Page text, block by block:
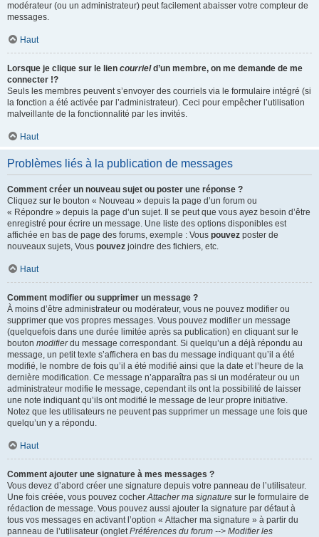
modérateur (ou un administrateur) peut facilement abaisser votre compteur de
messages.
Haut
Lorsque je clique sur le lien courrield’un membre, on me demande de me
connecter !?
Seuls les membres peuvent s’envoyer des courriels via le formulaire intégré (si
la fonction a été activée par l’administrateur). Ceci pour empêcher l’utilisation
malveillante de la fonctionnalité par les invités.
Haut
Problèmes liés à la publication de messages
Comment créer un nouveau sujet ou poster une réponse ?
Cliquez sur le bouton « Nouveau » depuis la page d’un forum ou
« Répondre » depuis la page d’un sujet. Il se peut que vous ayez besoin d’être
enregistré pour écrire un message. Une liste des options disponibles est
affichée en bas de page des forums, exemple : Vous pouvez poster de
nouveaux sujets, Vous pouvez joindre des fichiers, etc.
Haut
Comment modifier ou supprimer un message ?
À moins d’être administrateur ou modérateur, vous ne pouvez modifier ou
supprimer que vos propres messages. Vous pouvez modifier un message
(quelquefois dans une durée limitée après sa publication) en cliquant sur le
bouton modifierdu message correspondant. Si quelqu’un a déjà répondu au
message, un petit texte s’affichera en bas du message indiquant qu’il a été
modifié, le nombre de fois qu’il a été modifié ainsi que la date et l’heure de la
dernière modification. Ce message n’apparaîtra pas si un modérateur ou un
administrateur modifie le message, cependant ils ont la possibilité de laisser
une note indiquant qu’ils ont modifié le message de leur propre initiative.
Notez que les utilisateurs ne peuvent pas supprimer un message une fois que
quelqu’un y a répondu.
Haut
Comment ajouter une signature à mes messages ?
Vous devez d’abord créer une signature depuis votre panneau de l’utilisateur.
Une fois créée, vous pouvez cocherAttacher ma signature sur le formulaire de
rédaction de message. Vous pouvez aussi ajouter la signature par défaut à
tous vos messages en activant l’option « Attacher ma signature » à partir du
panneau de l’utilisateur (ongletPréférences du forum --> Modifier les